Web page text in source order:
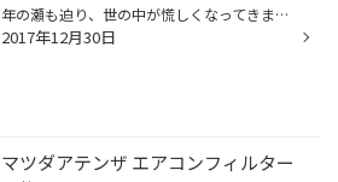
年の瀬も迫り、世の中が慌しくなってきました。 気象庁発表の天気予報で、1/5（金）神奈川県（横浜）に雪予報が出ました。 この冬は寒さが厳しく、降りそうだねとお客様とお話していましたが、本当に降ることになりそうです。 ぜひ、スタッドレスタイヤの装着をご検討くださいませ。 お電話でのお問...
2017年12月30日
マツダアテンザ エアコンフィルター